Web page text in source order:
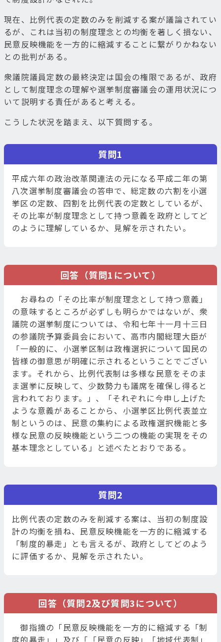
現在、比例代表の定数のみを削減する案が議論されてい
るが、これは当初の制度理念との均衡を著しく損ない、
民意反映機能を一方的に縮減することに繋がりかねない
との批判がある。
衆議院議員定数の最終決定は国会の権限であるが、政府
として制度理念の理解や選挙制度審議会の運用状況につ
いて説明する責任があると考える。
こうした状況を踏まえ、以下質問する。
質問1
平成六年の政治改革関連法の元になる平成二年の第
八次選挙制度審議会の答申で、総定数の六割を小選
挙区の定数、四割を比例代表の定数としているが、
その比率が制度理念として持つ意義を政府としてど
のように理解しているか、見解を示されたい。
回答（質問1について）
お尋ねの「その比率が制度理念として持つ意義」
の意味するところが必ずしも明らかではないが、衆
議院の選挙制度については、令和七年十一月十三日
の参議院予算委員会において、高市内閣総理大臣が
「一般的に、小選挙区制は政権選択について国民の
皆様の御意思が明確に示されるということでござい
ます。それから、比例代表制は多様な民意をそのま
ま選挙に反映して、少数勢力も議席を確保し得ると
言われております。」、「それぞれに今申し上げた
ような意義があることから、小選挙区比例代表並立
制というのは、民意の集約による政権選択機能と多
様な民意の反映機能という二つの機能の実現をその
基本理念としている」と述べたとおりである。
質問2
比例代表の定数のみを削減する案は、当初の制度設
計の均衡を損ね、民意反映機能を一方的に縮減する
「制度的暴走」とも言えるが、政府としてどのよう
に評価するか、見解を示されたい。
回答（質問2及び質問3について）
御指摘の「民意反映機能を一方的に縮減する「制